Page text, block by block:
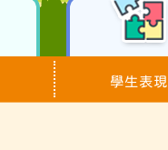
學生表現